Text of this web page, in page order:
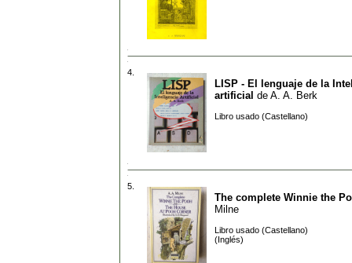
4.
LISP - El lenguaje de la
artificial de A. A. Berk
Libro usado (Castellano)
5.
The complete Winnie the
Milne
Libro usado (Castellano)
(Inglés)